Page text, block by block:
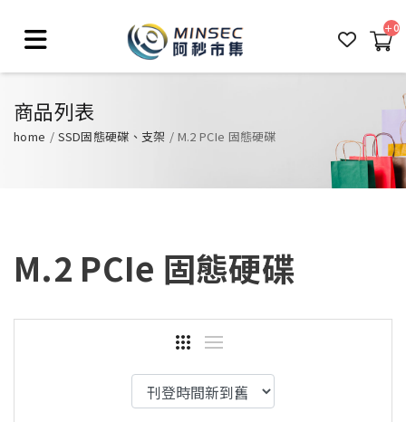
0
商品列表
home SSD固態硬碟、支架 M.2 PCIe 固態硬碟
M.2 PCIe 固態硬碟